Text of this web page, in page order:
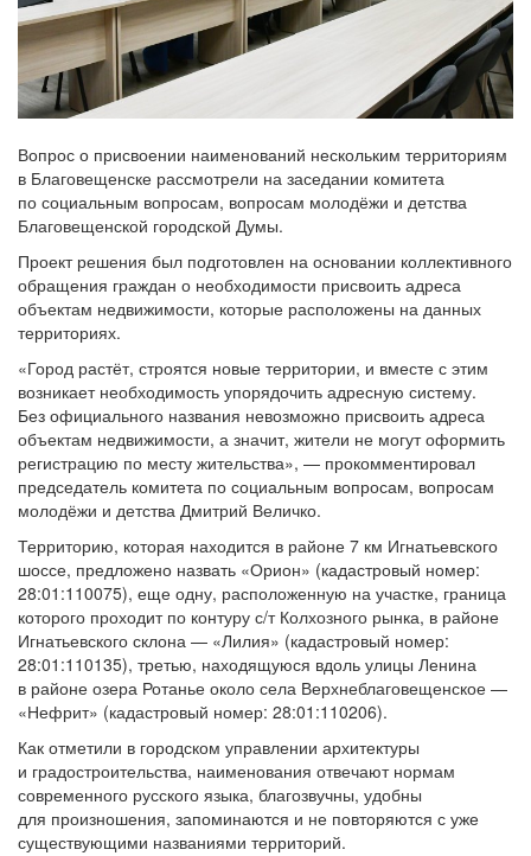
Вопрос о присвоении наименований нескольким территориям
в Благовещенске рассмотрели на заседании комитета
по социальным вопросам, вопросам молодёжи и детства
Благовещенской городской Думы.
Проект решения был подготовлен на основании коллективного
обращения граждан о необходимости присвоить адреса
объектам недвижимости, которые расположены на данных
территориях.
«Город растёт, строятся новые территории, и вместе с этим
возникает необходимость упорядочить адресную систему.
Без официального названия невозможно присвоить адреса
объектам недвижимости, а значит, жители не могут оформить
регистрацию по месту жительства», — прокомментировал
председатель комитета по социальным вопросам, вопросам
молодёжи и детства Дмитрий Величко.
Территорию, которая находится в районе 7 км Игнатьевского
шоссе, предложено назвать «Орион» (кадастровый номер:
28:01:110075), еще одну, расположенную на участке, граница
которого проходит по контуру с/т Колхозного рынка, в районе
Игнатьевского склона — «Лилия» (кадастровый номер:
28:01:110135), третью, находящуюся вдоль улицы Ленина
в районе озера Ротанье около села Верхнеблаговещенское —
«Нефрит» (кадастровый номер: 28:01:110206).
Как отметили в городском управлении архитектуры
и градостроительства, наименования отвечают нормам
современного русского языка, благозвучны, удобны
для произношения, запоминаются и не повторяются с уже
существующими названиями территорий.